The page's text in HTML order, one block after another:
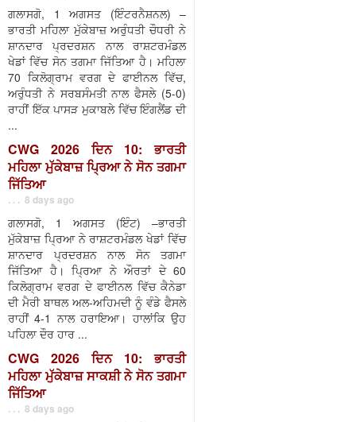
ਗਲਾਸਗੋ, 1 ਅਗਸਤ (ਇੰਟਰਨੈਸ਼ਨਲ) –
ਭਾਰਤੀ ਮਹਿਲਾ ਮੁੱਕੇਬਾਜ਼ ਅਰੁੰਧਤੀ ਚੌਧਰੀ ਨੇ
ਸ਼ਾਨਦਾਰ ਪ੍ਰਦਰਸ਼ਨ ਨਾਲ ਰਾਸ਼ਟਰਮੰਡਲ
ਖੇਡਾਂ ਵਿੱਚ ਸੋਨ ਤਗਮਾ ਜਿੱਤਿਆ ਹੈ। ਮਹਿਲਾ
70 ਕਿਲੋਗ੍ਰਾਮ ਵਰਗ ਦੇ ਫਾਈਨਲ ਵਿੱਚ,
ਅਰੁੰਧਤੀ ਨੇ ਸਰਬਸੰਮਤੀ ਨਾਲ ਫੈਸਲੇ (5-0)
ਰਾਹੀਂ ਇੱਕ ਪਾਸੜ ਮੁਕਾਬਲੇ ਵਿੱਚ ਇੰਗਲੈਂਡ ਦੀ
...
CWG 2026 ਦਿਨ 10: ਭਾਰਤੀ
ਮਹਿਲਾ ਮੁੱਕੇਬਾਜ਼ ਪ੍ਰਿਆ ਨੇ ਸੋਨ ਤਗਮਾ
ਜਿੱਤਿਆ
. . . 8 days ago
ਗਲਾਸਗੋ, 1 ਅਗਸਤ (ਇੰਟ) –ਭਾਰਤੀ
ਮੁੱਕੇਬਾਜ਼ ਪ੍ਰਿਆ ਨੇ ਰਾਸ਼ਟਰਮੰਡਲ ਖੇਡਾਂ ਵਿੱਚ
ਸ਼ਾਨਦਾਰ ਪ੍ਰਦਰਸ਼ਨ ਨਾਲ ਸੋਨ ਤਗਮਾ
ਜਿੱਤਿਆ ਹੈ। ਪ੍ਰਿਆ ਨੇ ਔਰਤਾਂ ਦੇ 60
ਕਿਲੋਗ੍ਰਾਮ ਵਰਗ ਦੇ ਫਾਈਨਲ ਵਿੱਚ ਕੈਨੇਡਾ
ਦੀ ਮੈਰੀ ਬਾਥਲ ਅਲ-ਅਹਿਮਦੀ ਨੂੰ ਵੰਡੇ ਫੈਸਲੇ
ਰਾਹੀਂ 4-1 ਨਾਲ ਹਰਾਇਆ। ਹਾਲਾਂਕਿ ਉਹ
ਪਹਿਲਾ ਦੌਰ ਹਾਰ ...
CWG 2026 ਦਿਨ 10: ਭਾਰਤੀ
ਮਹਿਲਾ ਮੁੱਕੇਬਾਜ਼ ਸਾਕਸ਼ੀ ਨੇ ਸੋਨ ਤਗਮਾ
ਜਿੱਤਿਆ
. . . 8 days ago